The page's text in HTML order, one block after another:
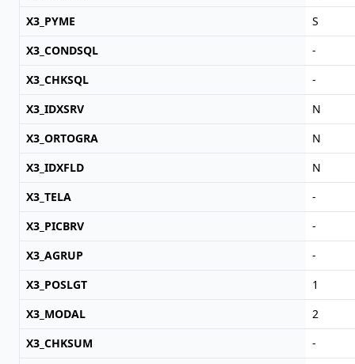
X3_PYME
S
X3_CONDSQL
-
X3_CHKSQL
-
X3_IDXSRV
N
X3_ORTOGRA
N
X3_IDXFLD
N
X3_TELA
-
X3_PICBRV
-
X3_AGRUP
-
X3_POSLGT
1
X3_MODAL
2
X3_CHKSUM
-